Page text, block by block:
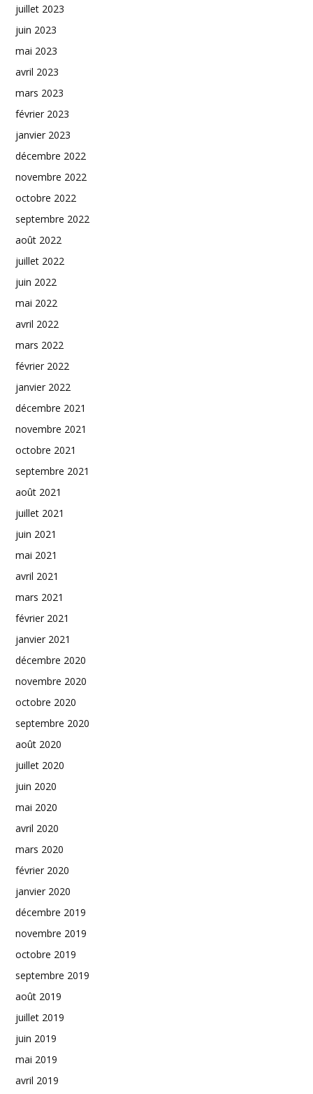
juillet 2023
juin 2023
mai 2023
avril 2023
mars 2023
février 2023
janvier 2023
décembre 2022
novembre 2022
octobre 2022
septembre 2022
août 2022
juillet 2022
juin 2022
mai 2022
avril 2022
mars 2022
février 2022
janvier 2022
décembre 2021
novembre 2021
octobre 2021
septembre 2021
août 2021
juillet 2021
juin 2021
mai 2021
avril 2021
mars 2021
février 2021
janvier 2021
décembre 2020
novembre 2020
octobre 2020
septembre 2020
août 2020
juillet 2020
juin 2020
mai 2020
avril 2020
mars 2020
février 2020
janvier 2020
décembre 2019
novembre 2019
octobre 2019
septembre 2019
août 2019
juillet 2019
juin 2019
mai 2019
avril 2019